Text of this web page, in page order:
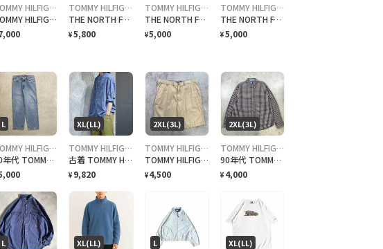
TOMMY HILFIGER
TOMMY HILFIGER 00年代 ジップアップ スポーツジャケット M グリーン 撥水 透湿 メッシュライナー ドローコード 未使用品
TOMMY HILFIGER
THE NORTH FACE ザ ノースフェイス アウトドア ナイロンパンツ メンズM 古着 ワンポイントロゴ刺繍 ベルト付き カーキベージュ
¥5,800
TOMMY HILFIGER
THE NORTH FACE ザ ノースフェイス デナリジャケット レディースS相当 古着 ナイロンxフリースジャケット POLARTEC ポーラーテック
¥5,000
TOMMY HILFIGER
THE NORTH FACE ザ ノースフェイス デナリジャケット レディースM 古着 ナイロンxフリースジャケット アウトドアジャケット 赤紫色 ポーラテック
¥5,000
L
TOMMY HILFIGER
00年代 TOMMY JEANS トミーヒルフィガー テーパード デニムパンツ メンズW33相当 古着 00s Y2K ヴィンテージ VINTAGE アメカジ ジーンズ 青色
XL(LL)
TOMMY HILFIGER
古着 TOMMY HILFIGER コットン リネン バンドカラーシャツ 杢調
¥ 9,820
2XL(3L)
TOMMY HILFIGER
TOMMY HILFIGER トミーヒルフィガー チノショートパンツ ショーツ メンズW37相当 古着 アメカジ サンドベージュ
¥4,500
2XL(3L)
TOMMY HILFIGER
90年代 TOMMY JEANS トミージーンズ 長袖 チェックシャツ メンズ2XL 古着 90s VINTAGE ヴィンテージ ボタンダウン ビッグサイズ 大きいサイズ ブラック×レッド
¥ 4,000
L XL(LL) L XL(LL)